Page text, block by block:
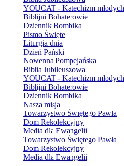
YOUCAT - Katechizm młodych
Biblijni Bohaterowie
Dziennik Bombika
Pismo Święte
Liturgia dnia
Dzień Pański
Nowenna Pompejańska
Biblia Jubileuszowa
YOUCAT - Katechizm młodych
Biblijni Bohaterowie
Dziennik Bombika
Nasza misja
Towarzystwo Świętego Pawła
Dom Rekolekcyjny
Media dla Ewangelii
Towarzystwo Świętego Pawła
Dom Rekolekcyjny
Media dla Ewangelii